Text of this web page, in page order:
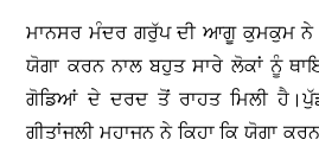
ਮਾਨਸਰ ਮੰਦਰ ਗਰੁੱਪ ਦੀ ਆਗੂ ਕੁਮਕੁਮ ਨੇ
ਯੋਗਾ ਕਰਨ ਨਾਲ ਬਹੁਤ ਸਾਰੇ ਲੋਕਾਂ ਨੂੰ
ਗੋਡਿਆਂ ਦੇ ਦਰਦ ਤੋਂ ਰਾਹਤ ਮਿਲੀ
ਗੀਤਾਂਜਲੀ ਮਹਾਜਨ ਨੇ ਕਿਹਾ ਕਿ ਯੋਗਾ